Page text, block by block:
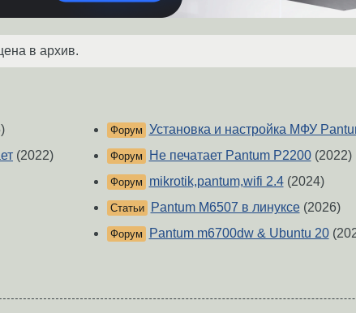
в архив.
(2022)
Форум Установка и настройка МФУ
Форум Не печатает Pantum P2200(2022)
Форум mikrotik,pantum,wifi 2.4(2024)
Статьи Pantum M6507 в линуксе(2026)
Форум Pantum m6700dw & Ubuntu 20